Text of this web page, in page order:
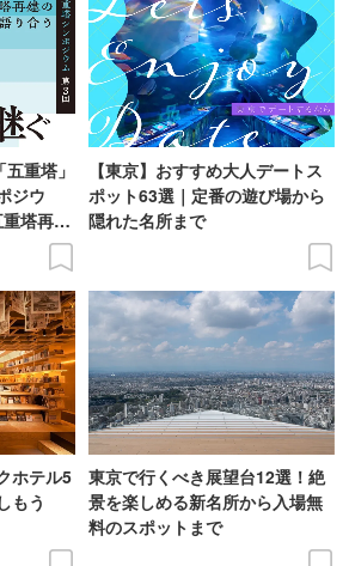
重塔」
ジウ
塔再建
【東京】おすすめ大人デートス
ポット63選｜定番の遊び場から
隠れた名所まで
ホテル5
もう
東京で行くべき展望台12選！絶
景を楽しめる新名所から入場無
料のスポットまで